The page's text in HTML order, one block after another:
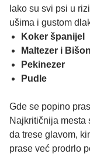
Iako su svi psi u
ušima i gustom
Koker španijel
Maltezer i Bišon
Pekinezer
Pudle
Gde se popino
Najkritičnija mesta
da trese glavom,
prase već prodrlo